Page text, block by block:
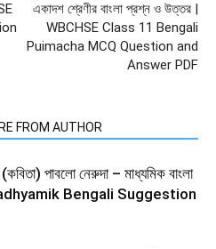
একাদশ শ্রেণীর বাংলা প্রশ্ন ও উত্তর |
WBCHSE Class 11 Bengali
Puimacha MCQ Question and
Answer PDF
FROM AUTHOR
পাবলো নেরুদা – মাধ্যমিক বাংলা
Bengali Suggestion